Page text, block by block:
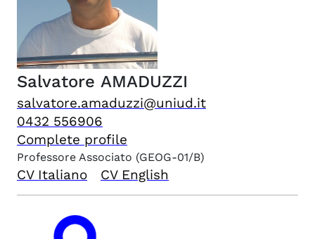
Salvatore AMADUZZI
salvatore.amaduzzi@uniud.it
0432 556906
Complete profile
Professore Associato (GEOG-01/B)
CV Italiano CV English